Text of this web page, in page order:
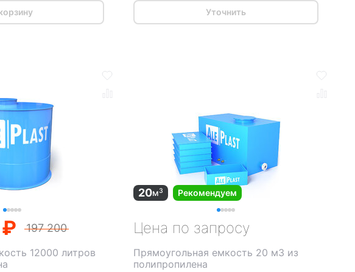
Уточнить
12000 литров
197 200
Прямоугольная емкость 20 м3 из
полипропилена
20м3 Рекомендуем
Цена по запросу